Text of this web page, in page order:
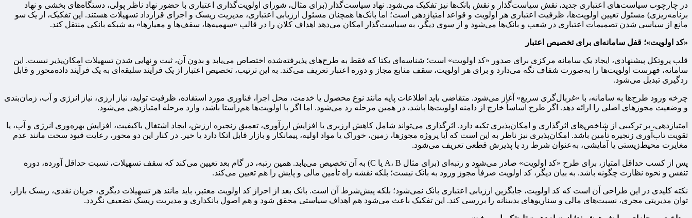
در چارچوب سیاست‌های اعتباری جدید، نقش سیاست‌گذار و نقش بانک‌ها نیز تفکیک می‌شود. نهاد سیاست‌گذار (برای مثال، شورای اولویت‌گذاری اعتباری با حضور نهاد ناظر پولی، دستگاه‌های بخشی و نهاد
برنامه‌ریزی) مسئول تعیین اولویت‌ها، ظرفیت اعتباری هر اولویت و قواعد امتیازدهی است؛ اما بانک‌ها همچنان مسئول ارزیابی اعتباری، مدیریت ریسک و اجرای قرارداد تسهیلات هستند. این تفکیک، از یک سو
مانع از سیاسی شدن تصمیمات اعتباری در شعب و بانک‌ها می‌شود و از سوی دیگر، به سیاست‌گذار امکان می‌دهد اهداف کلان را در قالب «سهمیه‌ها، سقف‌ها و معیارها» به شبکه بانکی منتقل کند.
«کد اولویت»؛ قفل سامانه‌ای برای تخصیص اعتبار
قلب پروتکل پیشنهادی، ایجاد یک سامانه مرکزی برای صدور «کد اولویت» است؛ شناسه‌ای یکتا که فقط به طرح‌های پذیرفته‌شده اختصاص می‌یابد و بدون آن، ثبت و نهایی شدن تسهیلات امکان‌پذیر نیست. این
سامانه، فهرست اولویت‌ها را به‌صورت شفاف نگه می‌دارد و برای هر اولویت، سقف منابع مجاز و دوره اعتبار تعریف می‌کند. به این ترتیب، تخصیص اعتبار از یک فرآیند سلیقه‌ای به یک فرآیند داده‌محور و قابل
ردگیری تبدیل می‌شود.
چرخه ورود طرح‌ها به سامانه، با «غربال‌گری سریع» آغاز می‌شود. متقاضی باید اطلاعات پایه مانند نوع محصول یا خدمت، محل اجرا، فناوری مورد استفاده، ظرفیت تولید، نیاز ارزی، نیاز انرژی و آب، زمان‌بندی
و وضعیت مجوزهای اصلی را ارائه دهد. اگر طرح اساساً خارج از دامنه اولویت‌ها باشد، در همین مرحله رد می‌شود. اما اگر با اولویت‌ها هم‌راستا باشد، وارد مرحله امتیازدهی می‌شود.
امتیازدهی، بر ترکیبی از شاخص‌های اثرگذاری و امکان‌پذیری تکیه دارد. اثرگذاری می‌تواند شامل کاهش ارزبری یا افزایش ارزآوری، تعمیق زنجیره ارزش، ایجاد اشتغال باکیفیت، افزایش بهره‌وری انرژی و آب، یا
تقویت تاب‌آوری زنجیره تأمین باشد. امکان‌پذیری نیز ناظر به این است که آیا پروژه مجوزها، زمین، خوراک یا مواد اولیه، پیمانکار و بازار قابل اتکا دارد یا خیر. در کنار این دو محور، رعایت قیود سخت مانند عدم
مغایرت محیط‌زیستی یا آمایشی، به‌عنوان شرط رد یا پذیرش قطعی تعریف می‌شود.
پس از کسب حداقل امتیاز، برای طرح «کد اولویت» صادر می‌شود و رتبه‌ای (برای مثال A، B یا C) به آن تخصیص می‌یابد. همین رتبه، در گام بعد تعیین می‌کند که سقف تسهیلات، نسبت حداقل آورده، دوره
تنفس و نحوه نظارت چگونه باشد. به بیان دیگر، کد اولویت صرفاً مجوز ورود به بانک نیست؛ بلکه نقشه راه تأمین مالی و پایش را هم تعیین می‌کند.
نکته کلیدی در این طراحی آن است که کد اولویت، جایگزین ارزیابی اعتباری بانک نمی‌شود؛ بلکه پیش‌شرط آن است. بانک بعد از احراز کد اولویت معتبر، باید مانند هر تسهیلات دیگری، جریان نقدی، ریسک بازار،
توان مدیریتی مجری، نسبت‌های مالی و سناریوهای بدبینانه را بررسی کند. این تفکیک باعث می‌شود هم اهداف سیاستی محقق شود و هم اصول بانکداری و مدیریت ریسک تضعیف نگردد.